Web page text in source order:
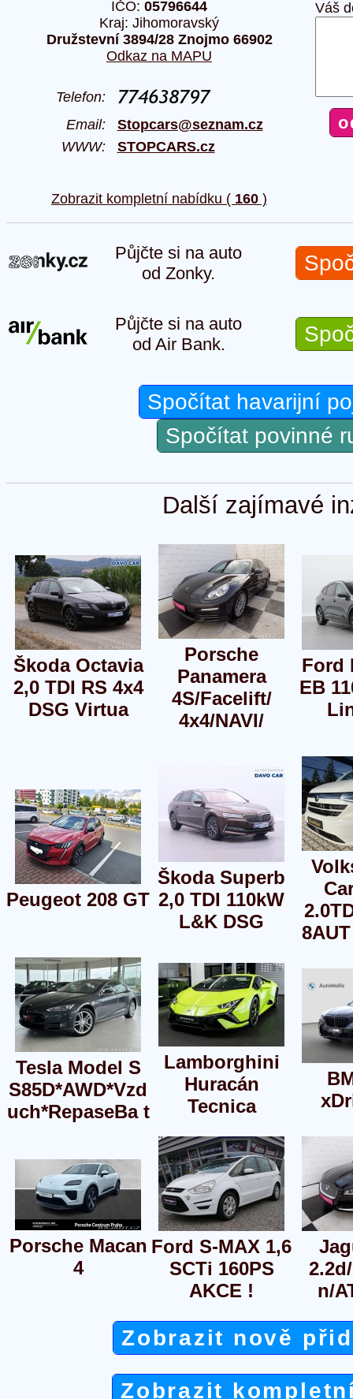
IČO: 05796644
Kraj: Jihomoravský
Družstevní 3894/28 Znojmo 66902
Odkaz na MAPU
Telefon:
Email: Stopcars@seznam.cz
WWW: STOPCARS.cz
Zobrazit kompletní nabídku ( 160 )
Váš
Půjčte si na auto
od Zonky.
Půjčte si na auto
od Air Bank.
Spočítat havarijní
Spočítat povinné
Další zajímavé
Škoda Octavia
2,0 TDI RS 4x4
DSG Virtua
Porsche
Panamera
4S/Facelift/
4x4/NAVI/
Ford
EB
Peugeot 208 GT
Škoda Superb
2,0 TDI 110kW
L&K DSG
Tesla Model S
S85D*AWD*Vzd
uch*RepaseBa t
Lamborghini
Huracán
Tecnica
Porsche Macan
4
Ford S-MAX 1,6
SCTi 160PS
AKCE !
n/
Zobrazit nově
Zobrazit